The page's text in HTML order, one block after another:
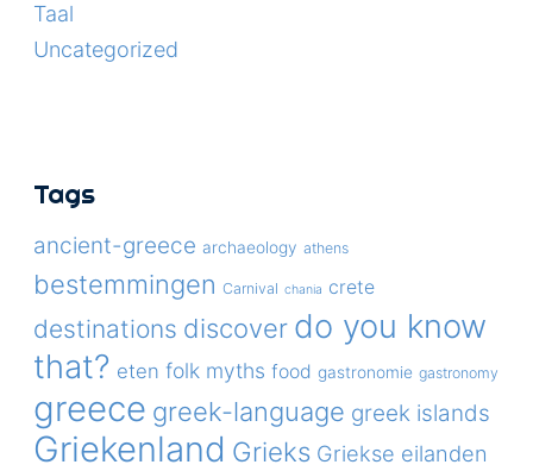
Taal
Uncategorized
Tags
ancient-greece archaeology athens
bestemmingen Carnival chania crete
destinations discover do you know
that? eten folk myths food gastronomie gastronomy
greece greek-language greek islands
Griekenland Grieks Griekse eilanden